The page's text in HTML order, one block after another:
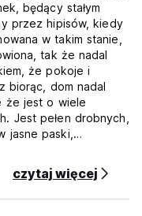
będący stałym
przez hipisów, kiedy
w takim stanie,
tak że nadal
że pokoje i
biorąc, dom nadal
że jest o wiele
Jest pełen drobnych,
jasne paski,
przed domem
które kołyszą się w
z Morza Arabskiego
wioski.
czytaj więcej